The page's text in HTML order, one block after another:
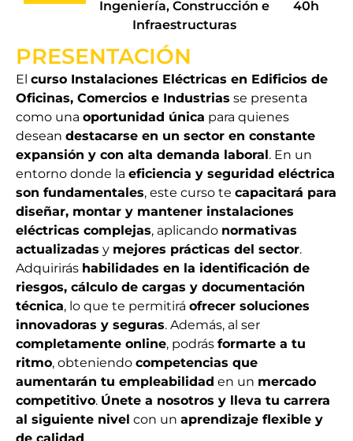
Ingeniería, Construcción e
Infraestructuras
40h
PRESENTACIÓN
El curso Instalaciones Eléctricas en Edificios de
Oficinas, Comercios e Industrias se presenta
como una oportunidad única para quienes
desean destacarse en un sector en constante
expansión y con alta demanda laboral. En un
entorno donde la eficiencia y seguridad eléctrica
son fundamentales, este curso te capacitará para
diseñar, montar y mantener instalaciones
eléctricas complejas, aplicando normativas
actualizadas y mejores prácticas del sector.
Adquirirás habilidades en la identificación de
riesgos, cálculo de cargas y documentación
técnica, lo que te permitirá ofrecer soluciones
innovadoras y seguras. Además, al ser
completamente online, podrás formarte a tu
ritmo, obteniendo competencias que
aumentarán tu empleabilidad en un mercado
competitivo. Únete a nosotros y lleva tu carrera
al siguiente nivel con un aprendizaje flexible y